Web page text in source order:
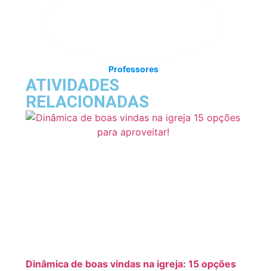
Professores
ATIVIDADES
RELACIONADAS
Dinâmica de boas vindas na igreja: 15 opções